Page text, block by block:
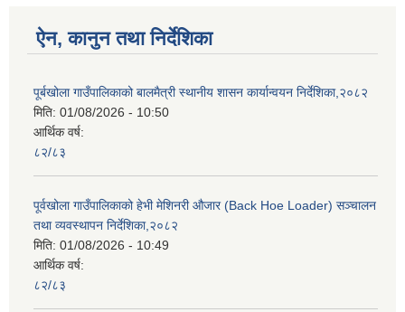
ऐन, कानुन तथा निर्देशिका
पूर्बखोला गाउँपालिकाको बालमैत्री स्थानीय शासन कार्यान्वयन निर्देशिका,२०८२
मिति: 01/08/2026 - 10:50
आर्थिक वर्ष:
८२/८३
पूर्वखोला गाउँपालिकाको हेभी मेशिनरी औजार (Back Hoe Loader) सञ्चालन
तथा व्यवस्थापन निर्देशिका,२०८२
मिति: 01/08/2026 - 10:49
आर्थिक वर्ष:
८२/८३